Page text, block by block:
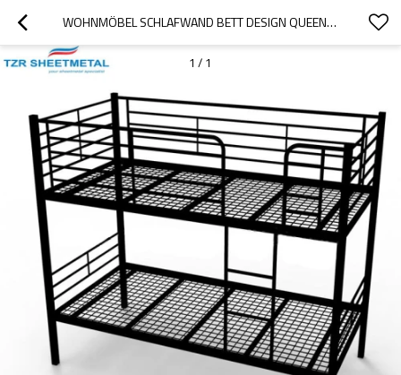
WOHNMÖBEL SCHLAFWAND BETT DESIGN QUEEN SIZE KINDER METALL ETAGENBETT
1 / 1